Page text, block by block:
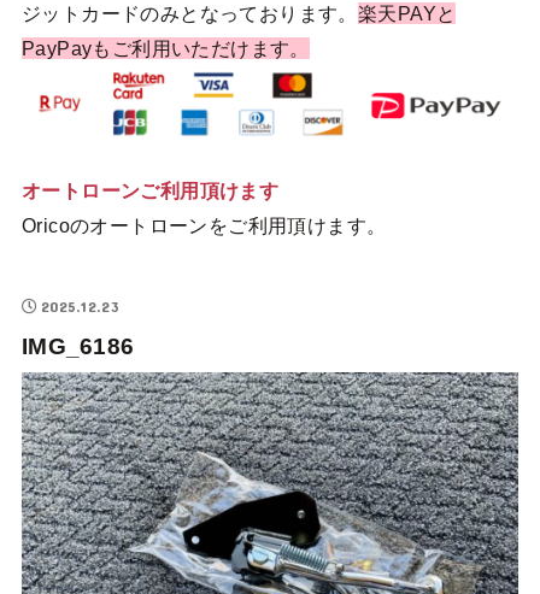
ジットカードのみとなっております。 楽天PAYと
PayPayもご利用いただけます。
オートローンご利用頂けます
Oricoのオートローンをご利用頂けます。
2025.12.23
IMG_6186